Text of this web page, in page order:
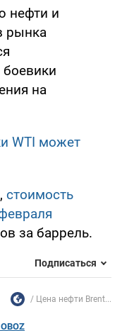
нефти и
рынка
боевики
на
WTI может
стоимость
за баррель.
Подписаться
Цена нефти Brent...